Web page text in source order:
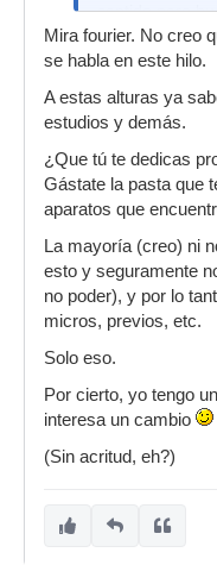
sentido pero
fisher price y
aqui
Mira fourier. No creo
se habla en este hilo.
A estas alturas ya
estudios y demás.
¿Que tú te dedicas
Gástate la pasta que
aparatos que
La mayoría (creo) ni
esto y seguramente
no poder), y por lo
micros, previos, etc.
Solo eso.
Por cierto, yo tengo
interesa un cambio
(Sin acritud, eh?)